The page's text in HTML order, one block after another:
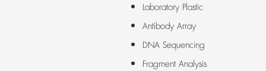
Laboratory Plastic
Antibody Array
DNA Sequencing
Fragment Analysis